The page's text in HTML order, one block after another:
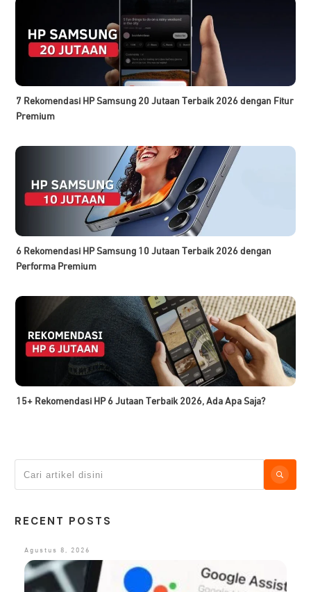
7 Rekomendasi HP Samsung 20 Jutaan Terbaik 2026 dengan Fitur
Premium
6 Rekomendasi HP Samsung 10 Jutaan Terbaik 2026 dengan
Performa Premium
15+ Rekomendasi HP 6 Jutaan Terbaik 2026, Ada Apa Saja?
RECENT POSTS
Agustus 8, 2026